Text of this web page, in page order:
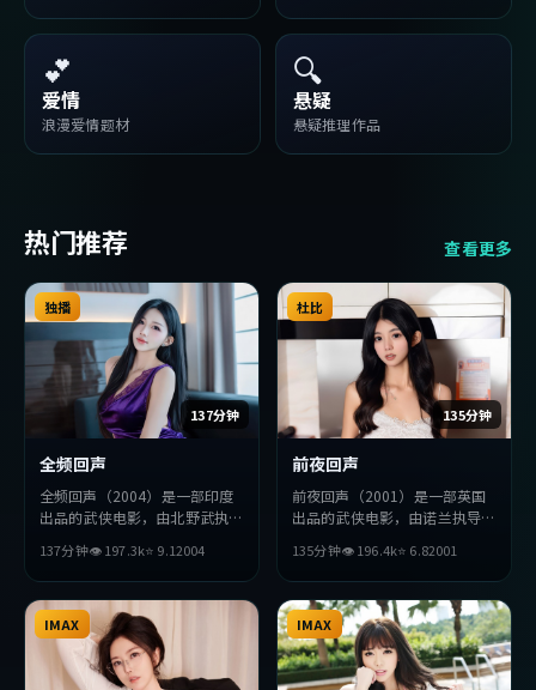
💕
爱情
浪漫爱情题材
🔍
悬疑
悬疑推理作品
热门推荐 查看更多
137分钟
独播
全频回声
全频回声（2004）是一部印度
出品的武侠电影，由北野武执
演。影片在叙事与视听上力求突
破，探讨人性与抉择，节奏张弛
有度，适合喜欢该类型的观众完
整观看。
137分钟👁197.3k⭐ 9.12004
135分钟
杜比
前夜回声
前夜回声（2001）是一部英国
出品的武侠电影，由诺兰执导，
影片在叙事与视听上力求突破，
探讨人性与抉择，节奏张弛有
度，适合喜欢该类型的观众完整
观看。
135分钟👁196.4k⭐ 6.82001
IMAX IMAX